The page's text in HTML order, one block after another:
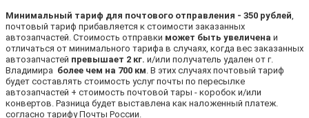
Минимальный тариф для почтового отправления - 350 рублей
почтовый тариф прибавляется к стоимости заказанных
автозапчастей. Стоимость отправки может быть увеличена и
отличаться от минимального тарифа в случаях, когда вес заказанных
автозапчастей превышает 2 кг. и/или получатель удален от г.
Владимира более чем на 700 км . В этих случаях почтовый тариф
будет составлять стоимость услуг почты по пересылке
автозапчастей + стоимость почтовой тары - коробок и/или
конвертов. Разница будет выставлена как наложенный платеж.
согласно тарифу Почты России.